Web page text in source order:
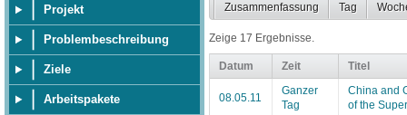
Projekt
Problembeschreibung
Ziele
Arbeitspakete
Zusammenfassung Tag
Zeige 17 Ergebnisse.
Datum Zeit Titel
08.05.11
Ganzer
Tag
China and
of the